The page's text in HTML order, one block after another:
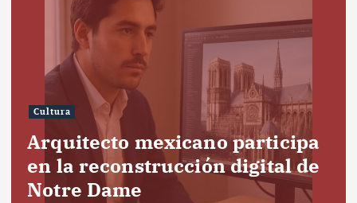
Cultura
Arquitecto mexicano participa
en la reconstrucción digital de
Notre Dame